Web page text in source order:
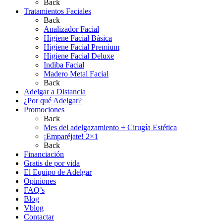
Back
Tratamientos Faciales
Back
Analizador Facial
Higiene Facial Básica
Higiene Facial Premium
Higiene Facial Deluxe
Indiba Facial
Madero Metal Facial
Back
Adelgar a Distancia
¿Por qué Adelgar?
Promociones
Back
Mes del adelgazamiento + Cirugía Estética
¡Emparéjate! 2×1
Back
Financiación
Gratis de por vida
El Equipo de Adelgar
Opiniones
FAQ’s
Blog
Vblog
Contactar